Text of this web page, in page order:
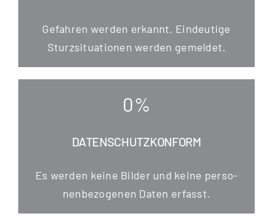
Gefah­ren wer­den erkannt. Ein­deu­ti­ge
Sturz­si­tua­tio­nen wer­den gemeldet.
0%
DATENSCHUTZKONFORM
Es wer­den kei­ne Bil­der und kei­ne per­so­
nen­be­zo­ge­nen Daten erfasst.